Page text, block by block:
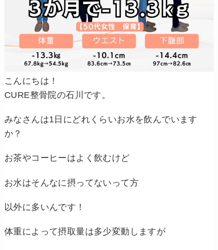
こんにちは！
CURE整骨院の石川です。
みなさんは1日にどれくらいお水を飲んでいます
か？
お茶やコーヒーはよく飲むけど
お水はそんなに摂ってないって方
以外に多いんです！
体重によって摂取量は多少変動しますが